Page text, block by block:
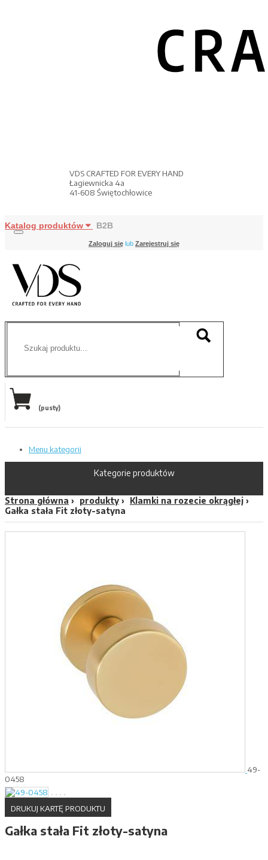
VDS CRAFTED FOR EVERY HAND
Łagiewnicka 4a
41-608 Świętochłowice
Katalog produktów B2B
Zaloguj się lub Zarejestruj się
(pusty)
Menu kategorii
Kategorie produktów
Strona główna produkty
Klamki na rozecie okrągłej
Gałka stała Fit złoty-satyna
49-
0458
DRUKUJ KARTĘ PRODUKTU
Gałka stała Fit złoty-satyna